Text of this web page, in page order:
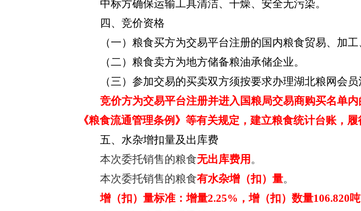
中标方确保运输工具清洁、干燥、安全无污染。
四、竞价资格
（一）粮食买方为交易平台注册的国内粮食贸易、加工
（二）粮食卖方为地方储备粮油承储企业。
（三）参加交易的买卖双方须按要求办理湖北粮网会员
竞价方为交易平台注册并进入国粮局交易商购买名单
《粮食流通管理条例》等有关规定，建立粮食统计台账，
五、水杂增扣量及出库费
本次委托销售的粮食无出库费用 。
本次委托销售的粮食有水杂增（扣）量。
增（扣）量标准：增量2.25%，增（扣）数量106.820吨